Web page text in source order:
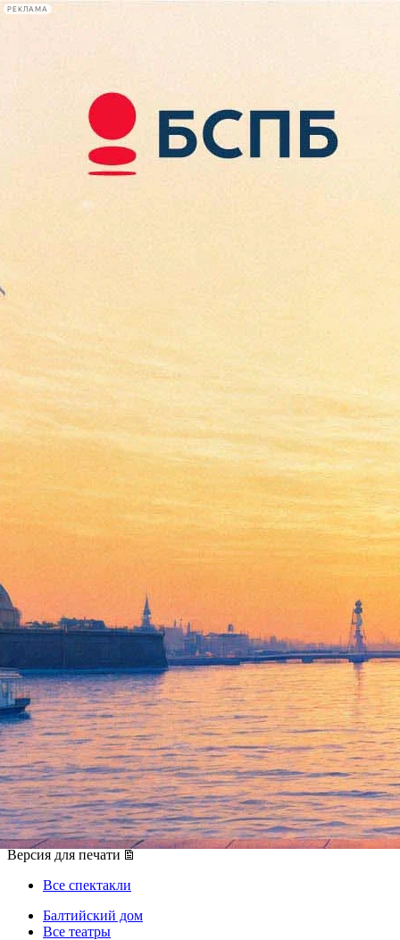
РЕКЛАМА
Сегодня:
2026.08.08
09:01
Афиша Plus
Сильвиу Пуркарете покажет
петербуржцам свою версию
"Сна в летнюю ночь"
24 апреля 2015, пятница-25 апреля 2015, суббота
Версия для печати
Все спектакли
Балтийский дом
Все театры